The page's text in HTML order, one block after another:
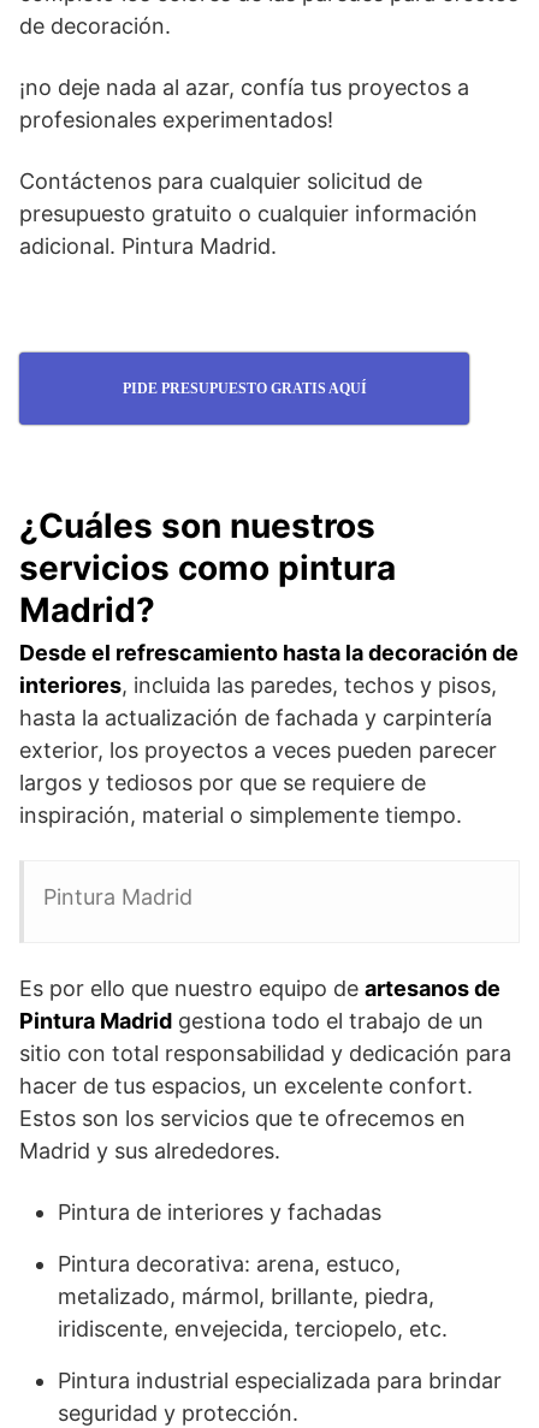
de decoración.
¡no deje nada al azar, confía tus proyectos a
profesionales experimentados!
Contáctenos para cualquier solicitud de
presupuesto gratuito o cualquier información
adicional. Pintura Madrid.
PIDE PRESUPUESTO GRATIS AQUÍ
¿Cuáles son nuestros
servicios como pintura
Madrid?
Desde el refrescamiento hasta la decoración de
interiores, incluida las paredes, techos y pisos,
hasta la actualización de fachada y carpintería
exterior, los proyectos a veces pueden parecer
largos y tediosos por que se requiere de
inspiración, material o simplemente tiempo.
Pintura Madrid
Es por ello que nuestro equipo de artesanos de
Pintura Madrid gestiona todo el trabajo de un
sitio con total responsabilidad y dedicación para
hacer de tus espacios, un excelente confort.
Estos son los servicios que te ofrecemos en
Madrid y sus alrededores.
Pintura de interiores y fachadas
Pintura decorativa: arena, estuco,
metalizado, mármol, brillante, piedra,
iridiscente, envejecida, terciopelo, etc.
Pintura industrial especializada para brindar
seguridad y protección.